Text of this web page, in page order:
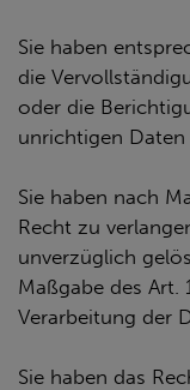
Sie haben
die
oder die
unrichtigen Daten
Sie haben nach
Recht zu
unverzüglich
Maßgabe des Art.
Verarbeitung der
Sie haben das